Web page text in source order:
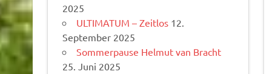
2025
ULTIMATUM – Zeitlos 12.
September 2025
Sommerpause Helmut van Bracht
25. Juni 2025